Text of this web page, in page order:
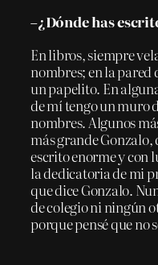
–¿Dónde has
En libros, siempre
nombres; en la pared
un papelito. En
de mí tengo un muro
nombres. Algunos
más grande Gonzalo,
escrito enorme y con
la dedicatoria de mi
que dice Gonzalo.
de colegio ni ningún
porque pensé que no